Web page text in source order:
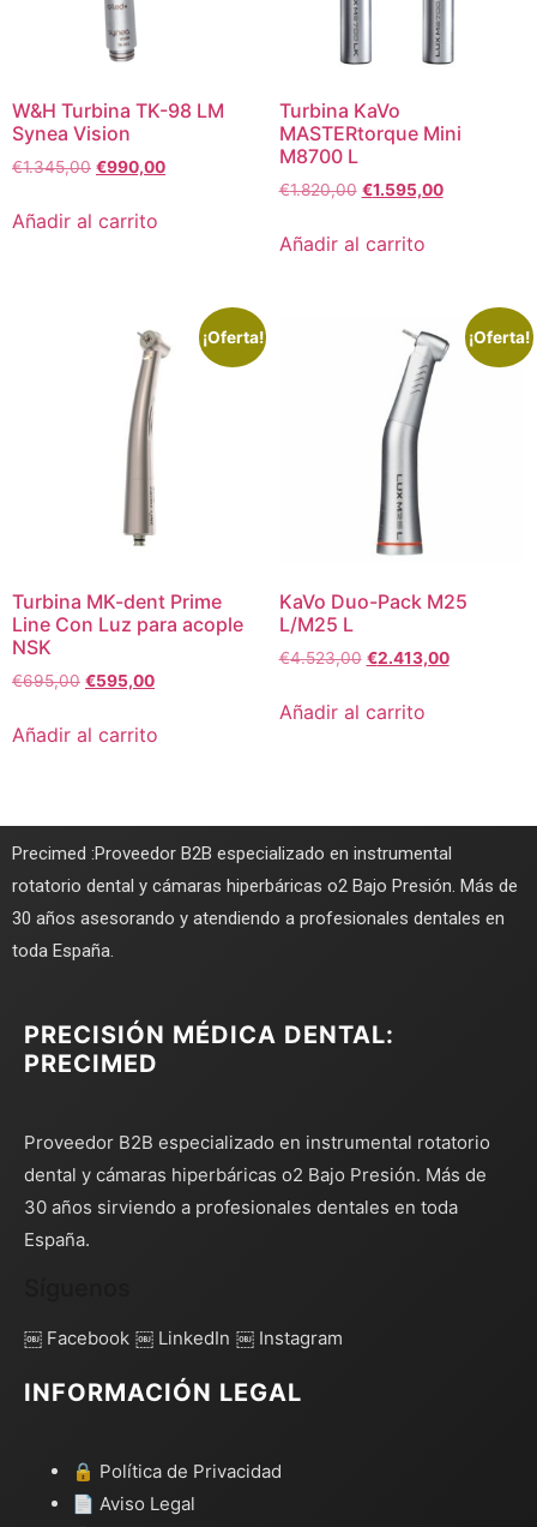
W&H Turbina TK-98 LM
Synea Vision
€1.345,00 €990,00
Añadir al carrito
Turbina KaVo
MASTERtorque Mini
M8700 L
€1.820,00 €1.595,00
Añadir al carrito
¡Oferta!
Turbina MK-dent Prime
Line Con Luz para acople
NSK
€695,00 €595,00
Añadir al carrito
¡Oferta!
KaVo Duo-Pack M25
L/M25 L
€4.523,00 €2.413,00
Añadir al carrito
Precimed :Proveedor B2B especializado en instrumental
rotatorio dental y cámaras hiperbáricas o2 Bajo Presión. Más de
30 años asesorando y atendiendo a profesionales dentales en
toda España.
PRECISIÓN MÉDICA DENTAL:
PRECIMED
Proveedor B2B especializado en instrumental rotatorio
dental y cámaras hiperbáricas o2 Bajo Presión. Más de
30 años sirviendo a profesionales dentales en toda
España.
￼ Facebook ￼ LinkedIn ￼ Instagram
INFORMACIÓN LEGAL
🔒 Política de Privacidad
📄 Aviso Legal